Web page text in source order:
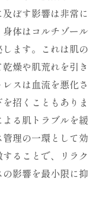
ぼす影響は非常に
体はコルチゾール
ます。これは肌の
燥や肌荒れを引き
スは血流を悪化さ
招くこともありま
る肌トラブルを緩
理の一環として効
ることで、リラク
影響を最小限に抑